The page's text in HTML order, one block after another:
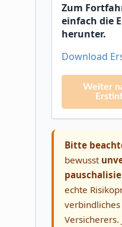
Zum
einfach die
herunter.
Download
Weiter
Bitte
bewusst
echte
Versicherers.